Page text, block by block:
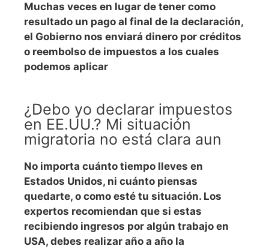
Muchas veces en lugar de tener como
resultado un pago al final de la declaración,
el Gobierno nos enviará dinero por créditos
o reembolso de impuestos a los cuales
podemos aplicar
¿Debo yo declarar impuestos
en EE.UU.? Mi situación
migratoria no está clara aun
No importa cuánto tiempo lleves en
Estados Unidos, ni cuánto piensas
quedarte, o como esté tu situación. Los
expertos recomiendan que si estas
recibiendo ingresos por algún trabajo en
USA, debes realizar año a año la